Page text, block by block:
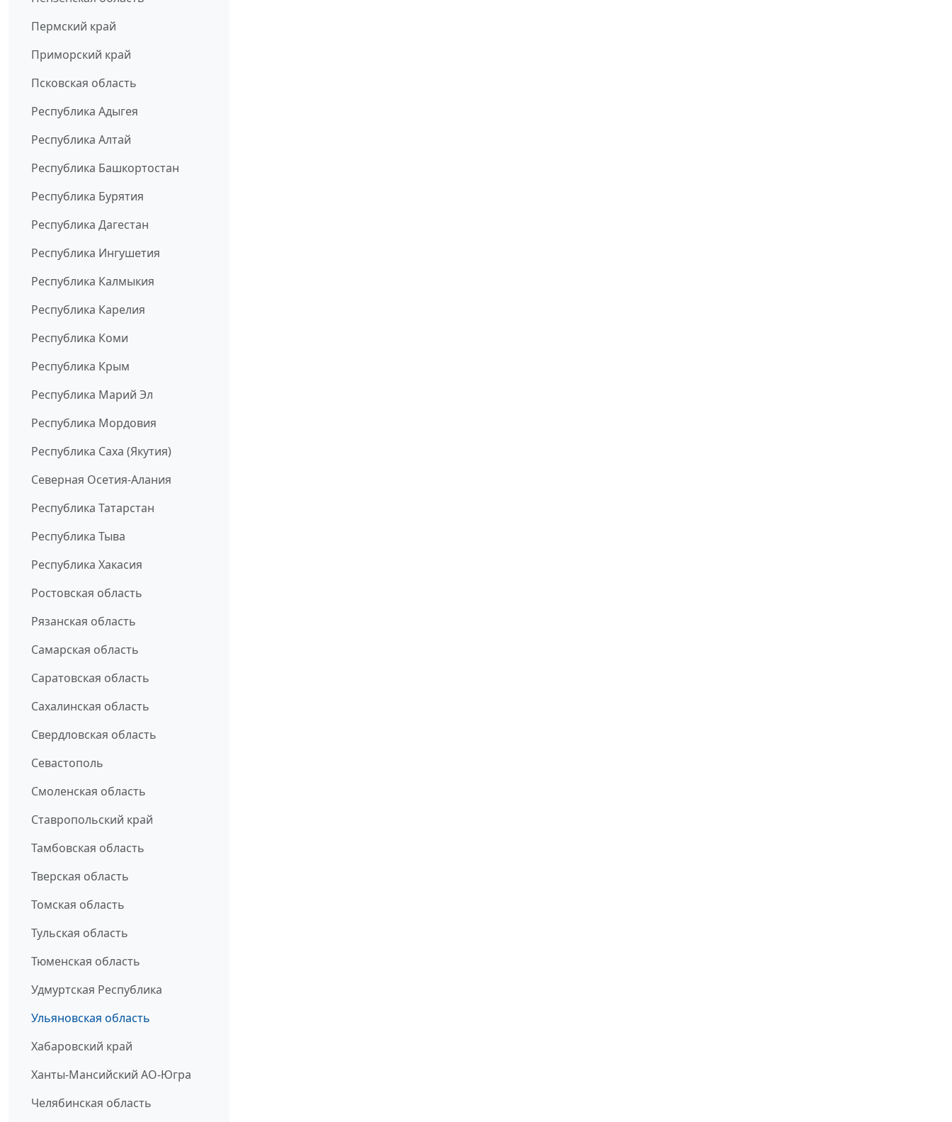
Пермский край
Приморский край
Псковская область
Республика Адыгея
Республика Алтай
Республика Башкортостан
Республика Бурятия
Республика Дагестан
Республика Ингушетия
Республика Калмыкия
Республика Карелия
Республика Коми
Республика Крым
Республика Марий Эл
Республика Мордовия
Республика Саха (Якутия)
Северная Осетия-Алания
Республика Татарстан
Республика Тыва
Республика Хакасия
Ростовская область
Рязанская область
Самарская область
Саратовская область
Сахалинская область
Свердловская область
Севастополь
Смоленская область
Ставропольский край
Тамбовская область
Тверская область
Томская область
Тульская область
Тюменская область
Удмуртская Республика
Ульяновская область
Хабаровский край
Ханты-Мансийский АО-Югра
Челябинская область